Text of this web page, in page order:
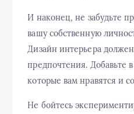
И наконец, не забудьте
вашу собственную
Дизайн интерьера
предпочтения. Добавьте
которые вам нравятся и
Не бойтесь